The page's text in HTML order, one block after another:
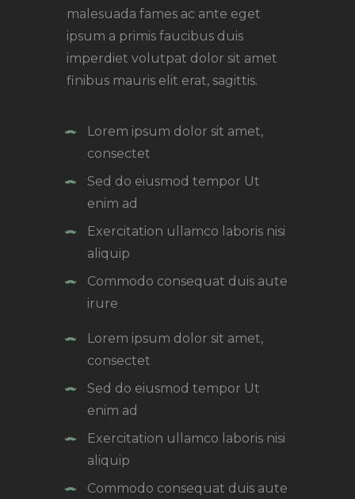
malesuada fames ac ante eget
ipsum a primis faucibus duis
imperdiet volutpat dolor sit amet
finibus mauris elit erat, sagittis.
Lorem ipsum dolor sit amet,
consectet
Sed do eiusmod tempor Ut
enim ad
Exercitation ullamco laboris nisi
aliquip
Commodo consequat duis aute
irure
Lorem ipsum dolor sit amet,
consectet
Sed do eiusmod tempor Ut
enim ad
Exercitation ullamco laboris nisi
aliquip
Commodo consequat duis aute